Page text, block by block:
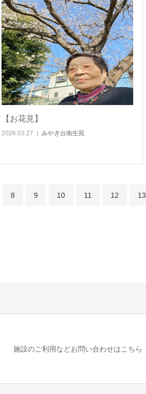
【お花見】
2026.03.27 みやぎ台南生苑
8 9 10 11 12 13
施設のご利用などお問い合わせはこちら